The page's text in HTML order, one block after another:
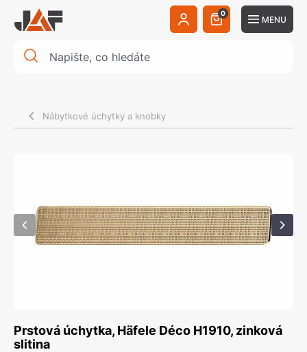
0
MENU
Nábytkové úchytky a knobky
Prstová úchytka, Häfele Déco H1910, zinková
slitina